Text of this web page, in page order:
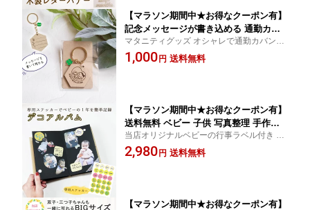
【マラソン期間中★お得なクーポン有】
記念メッセージが書き込める 通勤カバ
ンになじむマタニティマーク おしゃれ
な木製 ウッド キーホルダー マタニティ
マタニティグッズ オシャレで通勤カバンに
おススメの妊婦マーク 可愛い四葉でプレゼ
ントにも 緊急連絡先やアレルギーを書くな
1,000 円 送料無料
【マラソン期間中★お得なクーポン有】
送料無料 ベビー 子供 写真整理 手作り
簡単 オリジナルアルバム フォトアルバ
ム 台紙 貼り付け式 ジャバラ式 蛇腹 じ
当店オリジナルベビーの行事ラベル付き 届
いて直ぐ作れるフォトコーナーシール付き
写真整理が苦手なママも安心 思い出作りに
2,980 円 送料無料
【マラソン期間中★お得なクーポン有】